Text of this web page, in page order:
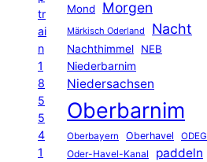
tr
ai
n
1
8
5
5
4
1
Mond
Morgen
Märkisch Oderland Nacht
Nachthimmel
NEB
Niederbarnim
Niedersachsen
Oberbarnim
Oberbayern Oberhavel ODEG
Oder-Havel-Kanal paddeln